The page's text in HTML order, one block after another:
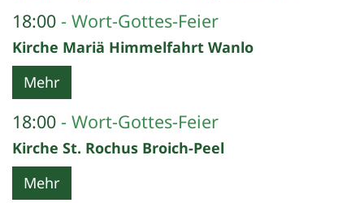
18:00 Wort-Gottes-Feier
Kirche Mariä Himmelfahrt Wanlo
Mehr
18:00 Wort-Gottes-Feier
Kirche St. Rochus Broich-Peel
Mehr